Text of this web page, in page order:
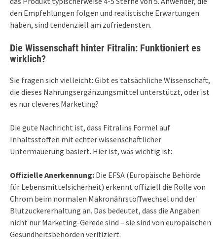
den Empfehlungen folgen und realistische Erwartungen
haben, sind tendenziell am zufriedensten.
Die Wissenschaft hinter Fitralin: Funktioniert es
wirklich?
Sie fragen sich vielleicht: Gibt es tatsächliche Wissenschaft,
die dieses Nahrungsergänzungsmittel unterstützt, oder ist
es nur cleveres Marketing?
Die gute Nachricht ist, dass Fitralins Formel auf
Inhaltsstoffen mit echter wissenschaftlicher
Untermauerung basiert. Hier ist, was wichtig ist:
Offizielle Anerkennung: Die EFSA (Europäische Behörde
für Lebensmittelsicherheit) erkennt offiziell die Rolle von
Chrom beim normalen Makronährstoffwechsel und der
Blutzuckererhaltung an. Das bedeutet, dass die Angaben
nicht nur Marketing-Gerede sind – sie sind von europäischen
Gesundheitsbehörden verifiziert.